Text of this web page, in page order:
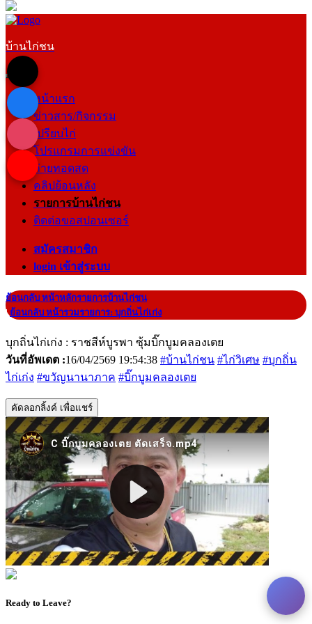
บ้านไก่ชน
หน้าแรก
ข่าวสาร/กิจกรรม
เปรียบไก่
โปรแกรมการแข่งขัน
ถ่ายทอดสด
คลิปย้อนหลัง
รายการบ้านไก่ชน
ติดต่อขอสปอนเซอร์
สมัครสมาชิก
login เข้าสู่ระบบ
ย้อนกลับ หน้าหลักรายการบ้านไก่ชน
|ย้อนกลับ หน้ารวมรายการ: บุกถิ่นไก่เก่ง
บุกถิ่นไก่เก่ง : ราชสีห์บูรพา ซุ้มบิ๊กบูมคลองเตย
วันที่อัพเดต :16/04/2569 19:54:38 #บ้านไก่ชน #ไก่วิเศษ #บุกถิ่น
ไก่เก่ง #ขวัญนานาภาค #บิ๊กบูมคลองเตย
คัดลอกลิ้งค์ เพื่อแชร์
Ready to Leave?